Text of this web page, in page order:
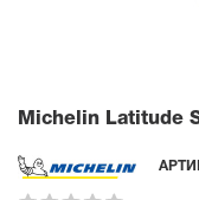
Michelin Latitude